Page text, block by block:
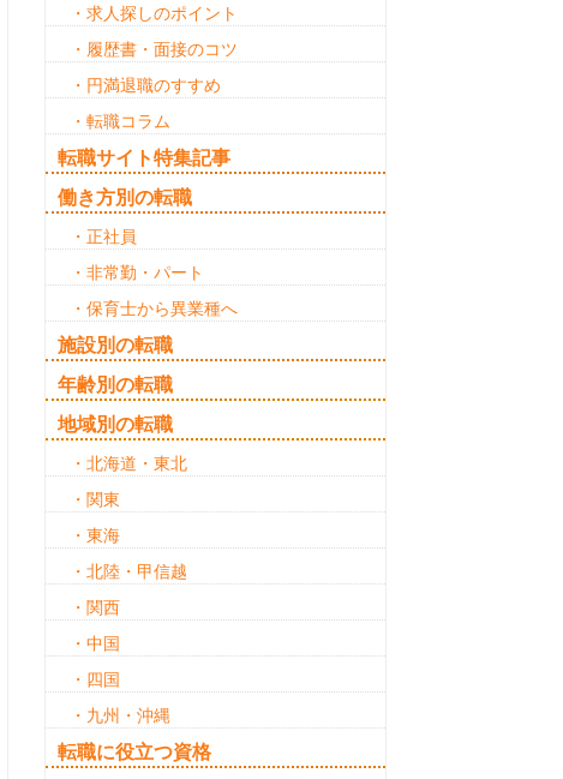
・求人探しのポイント
・履歴書・面接のコツ
・円満退職のすすめ
・転職コラム
転職サイト特集記事
働き方別の転職
・正社員
・非常勤・パート
・保育士から異業種へ
施設別の転職
年齢別の転職
地域別の転職
・北海道・東北
・関東
・東海
・北陸・甲信越
・関西
・中国
・四国
・九州・沖縄
転職に役立つ資格